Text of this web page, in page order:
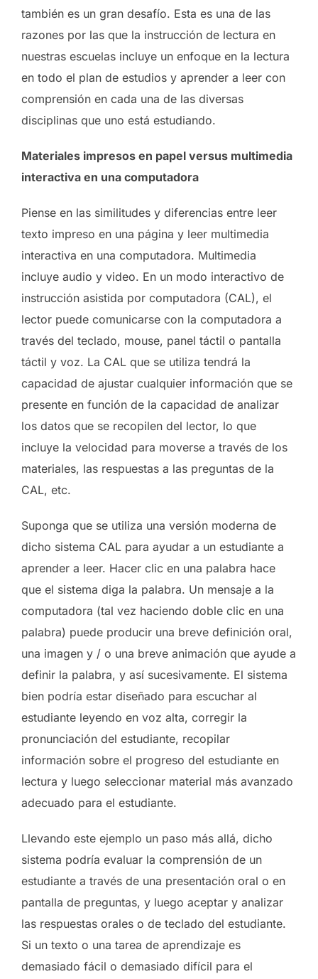
también es un gran desafío. Esta es una de las
razones por las que la instrucción de lectura en
nuestras escuelas incluye un enfoque en la lectura
en todo el plan de estudios y aprender a leer con
comprensión en cada una de las diversas
disciplinas que uno está estudiando.
Materiales impresos en papel versus multimedia
interactiva en una computadora
Piense en las similitudes y diferencias entre leer
texto impreso en una página y leer multimedia
interactiva en una computadora. Multimedia
incluye audio y video. En un modo interactivo de
instrucción asistida por computadora (CAL), el
lector puede comunicarse con la computadora a
través del teclado, mouse, panel táctil o pantalla
táctil y voz. La CAL que se utiliza tendrá la
capacidad de ajustar cualquier información que se
presente en función de la capacidad de analizar
los datos que se recopilen del lector, lo que
incluye la velocidad para moverse a través de los
materiales, las respuestas a las preguntas de la
CAL, etc.
Suponga que se utiliza una versión moderna de
dicho sistema CAL para ayudar a un estudiante a
aprender a leer. Hacer clic en una palabra hace
que el sistema diga la palabra. Un mensaje a la
computadora (tal vez haciendo doble clic en una
palabra) puede producir una breve definición oral,
una imagen y / o una breve animación que ayude a
definir la palabra, y así sucesivamente. El sistema
bien podría estar diseñado para escuchar al
estudiante leyendo en voz alta, corregir la
pronunciación del estudiante, recopilar
información sobre el progreso del estudiante en
lectura y luego seleccionar material más avanzado
adecuado para el estudiante.
Llevando este ejemplo un paso más allá, dicho
sistema podría evaluar la comprensión de un
estudiante a través de una presentación oral o en
pantalla de preguntas, y luego aceptar y analizar
las respuestas orales o de teclado del estudiante.
Si un texto o una tarea de aprendizaje es
demasiado fácil o demasiado difícil para el